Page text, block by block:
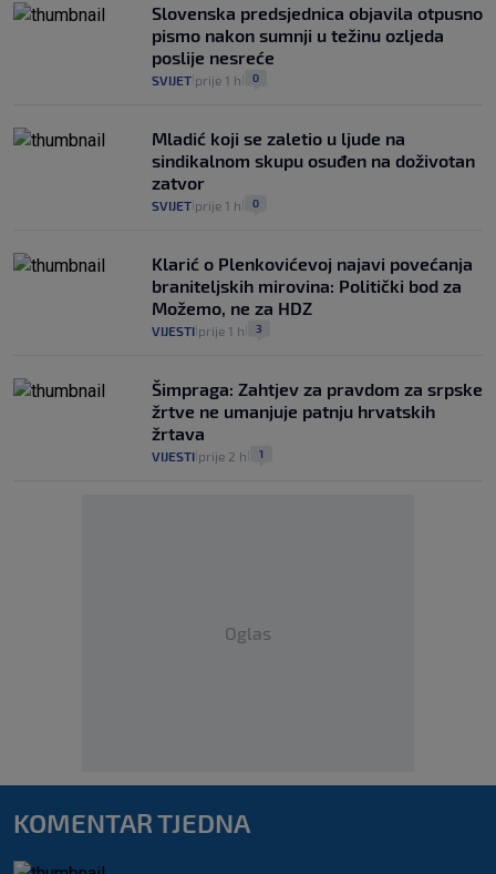
Slovenska predsjednica objavila otpusno
pismo nakon sumnji u težinu ozljeda
poslije nesreće
SVIJET prije 1 h 0
Mladić koji se zaletio u ljude na
sindikalnom skupu osuđen na doživotan
zatvor
SVIJET prije 1 h 0
Klarić o Plenkovićevoj najavi povećanja
braniteljskih mirovina: Politički bod za
Možemo, ne za HDZ
VIJESTI prije 1 h 3
Šimpraga: Zahtjev za pravdom za srpske
žrtve ne umanjuje patnju hrvatskih
žrtava
VIJESTI prije 2 h 1
Oglas
KOMENTAR TJEDNA